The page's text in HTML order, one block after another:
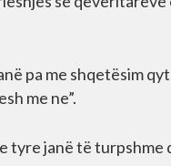
pa me shqetësim
me ne”.
tyre janë të turpshme